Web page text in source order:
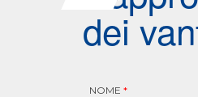
dei
NOME *